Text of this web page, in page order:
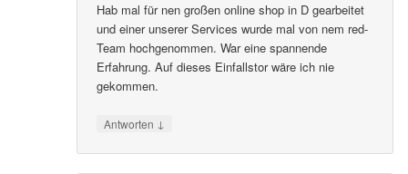
Hab mal für nen großen online shop in D gearbeitet
und einer unserer Services wurde mal von nem red-
Team hochgenommen. War eine spannende
Erfahrung. Auf dieses Einfallstor wäre ich nie
gekommen.
Antworten ↓